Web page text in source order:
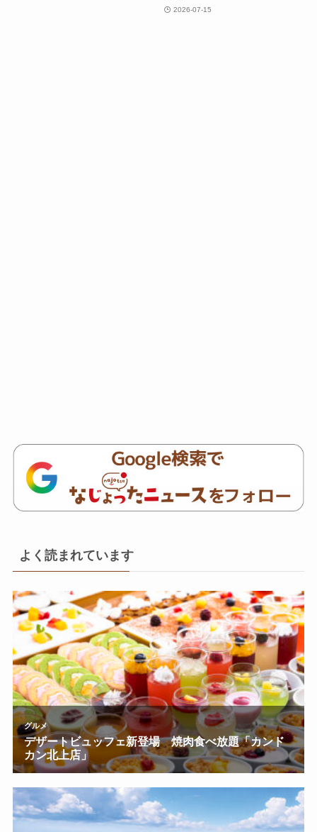
2026-07-15
よく読まれています